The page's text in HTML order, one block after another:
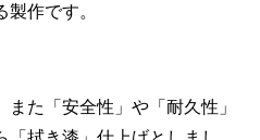
作です。
た「安全性」や「耐久性」
「拭き漆」仕上げとしまし